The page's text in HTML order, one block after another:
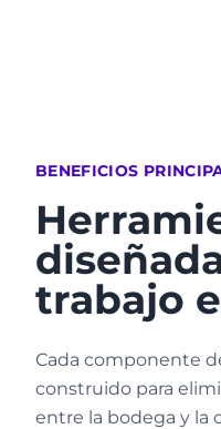
BENEFICIOS
trabajo
Cada componente
construido para
entre la bodega y la